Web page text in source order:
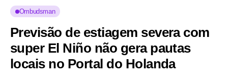
Ombudsman
Previsão de estiagem severa com
super El Niño não gera pautas
locais no Portal do Holanda